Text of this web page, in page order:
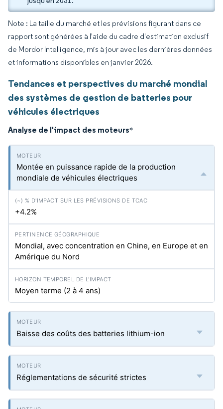
Note : La taille du marché et les prévisions figurant dans ce
rapport sont générées à l'aide du cadre d'estimation exclusif
de Mordor Intelligence, mis à jour avec les dernières données
et informations disponibles en janvier 2026.
Tendances et perspectives du marché mondial
des systèmes de gestion de batteries pour
véhicules électriques
Analyse de l'impact des moteurs*
Montée en puissance rapide de la production
mondiale de véhicules électriques
+4.2%
Mondial, avec concentration en Chine, en Europe et en
Amérique du Nord
Moyen terme (2 à 4 ans)
Baisse des coûts des batteries lithium-ion
Réglementations de sécurité strictes